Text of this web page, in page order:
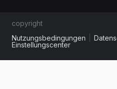
copyright
Nutzungsbedingungen
Einstellungscenter